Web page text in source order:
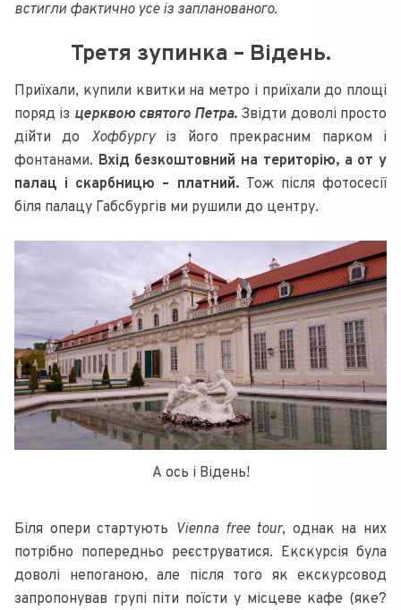
встигли фактично усе із запланованого.
Третя зупинка – Відень.
Приїхали, купили квитки на метро і приїхали до площі
поряд із церквою святого Петра. Звідти доволі просто
дійти до Хофбургуіз його прекрасним парком і
фонтанами. Вхід безкоштовний на територію, а от у
палац і скарбницю – платний.Тож після фотосесії
біля палацу Габсбургів ми рушили до центру.
А ось і Відень!
Біля опери стартують Vienna free tour, однак на них
потрібно попередньо реєструватися. Екскурсія була
доволі непоганою, але після того як екскурсовод
запропонував групі піти поїсти у місцеве кафе (яке?